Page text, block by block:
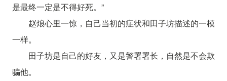
是最终一定是不得好死。”
赵烺心里一惊，自己当初的症状和田子坊描述的一模
一样。
田子坊是自己的好友，又是警署署长，自然是不会欺
骗他。